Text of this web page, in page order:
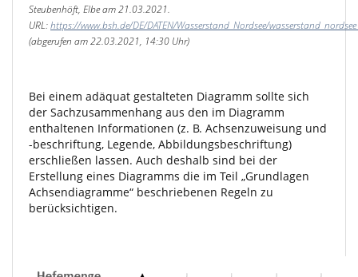
Steubenhöft, Elbe am 21.03.2021.
URL: https://www.bsh.de/DE/DATEN/Wasserstand_Nordsee/
(abgerufen am 22.03.2021, 14:30 Uhr)
Bei einem adäquat gestalteten Diagramm sollte sich
der Sachzusammenhang aus den im Diagramm
enthaltenen Informationen (z. B. Achsenzuweisung und
-beschriftung, Legende, Abbildungsbeschriftung)
erschließen lassen. Auch deshalb sind bei der
Erstellung eines Diagramms die im Teil „Grundlagen
Achsendiagramme“ beschriebenen Regeln zu
berücksichtigen.